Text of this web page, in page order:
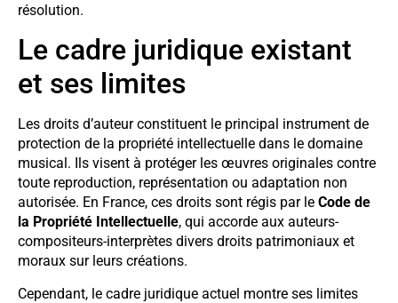
résolution.
Le cadre juridique existant
et ses limites
Les droits d’auteur constituent le principal instrument de
protection de la propriété intellectuelle dans le domaine
musical. Ils visent à protéger les œuvres originales contre
toute reproduction, représentation ou adaptation non
autorisée. En France, ces droits sont régis par le Code de
la Propriété Intellectuelle, qui accorde aux auteurs-
compositeurs-interprètes divers droits patrimoniaux et
moraux sur leurs créations.
Cependant, le cadre juridique actuel montre ses limites